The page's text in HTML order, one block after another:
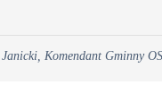
Janicki, Komendant Gminny